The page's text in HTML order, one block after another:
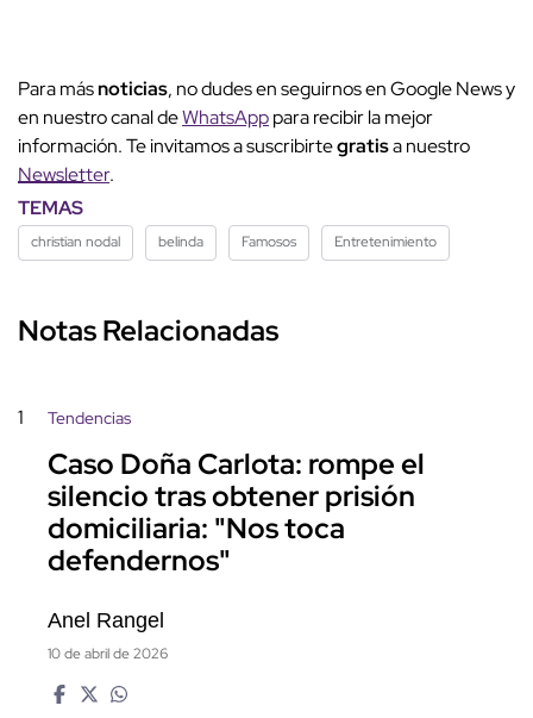
Para másnoticias, no dudes en seguirnos en Google News y
en nuestro canal deWhatsApppara recibir la mejor
información. Te invitamos a suscribirtegratisa nuestro
Newsletter.
TEMAS
christian nodal belinda Famosos Entretenimiento
Notas Relacionadas
1 Tendencias
Caso Doña Carlota: rompe el
silencio tras obtener prisión
domiciliaria: "Nos toca
defendernos"
Anel Rangel
10 de abril de 2026